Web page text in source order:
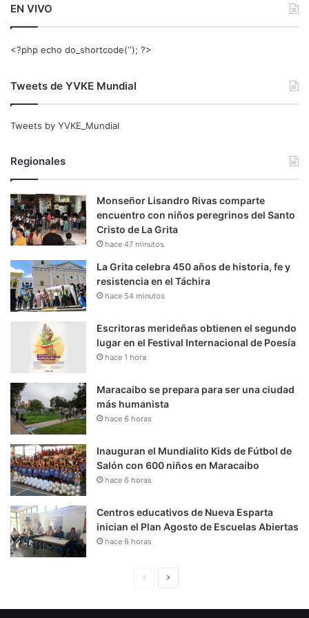
EN VIVO
<?php echo do_shortcode(‘‘); ?>
Tweets de YVKE Mundial
Tweets by YVKE_Mundial
Regionales
Monseñor Lisandro Rivas comparte
encuentro con niños peregrinos del Santo
Cristo de La Grita
hace 47 minutos
La Grita celebra 450 años de historia, fe y
resistencia en el Táchira
hace 54 minutos
Escritoras merideñas obtienen el segundo
lugar en el Festival Internacional de Poesía
hace 1 hora
Maracaibo se prepara para ser una ciudad
más humanista
hace 6 horas
Inauguran el Mundialito Kids de Fútbol de
Salón con 600 niños en Maracaibo
hace 6 horas
Centros educativos de Nueva Esparta
inician el Plan Agosto de Escuelas Abiertas
hace 6 horas